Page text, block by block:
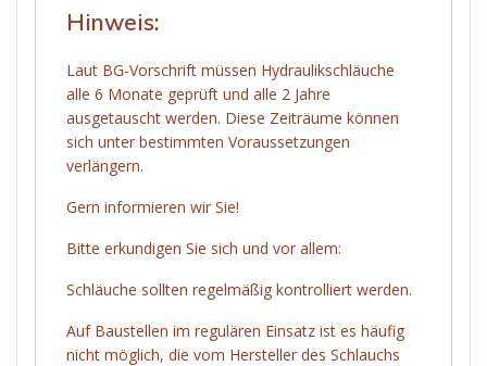
Hinweis:
Laut BG-Vorschrift müssen Hydraulikschläuche
alle 6 Monate geprüft und alle 2 Jahre
ausgetauscht werden. Diese Zeiträume können
sich unter bestimmten Voraussetzungen
verlängern.
Gern informieren wir Sie!
Bitte erkundigen Sie sich und vor allem:
Schläuche sollten regelmäßig kontrolliert werden.
Auf Baustellen im regulären Einsatz ist es häufig
nicht möglich, die vom Hersteller des Schlauchs